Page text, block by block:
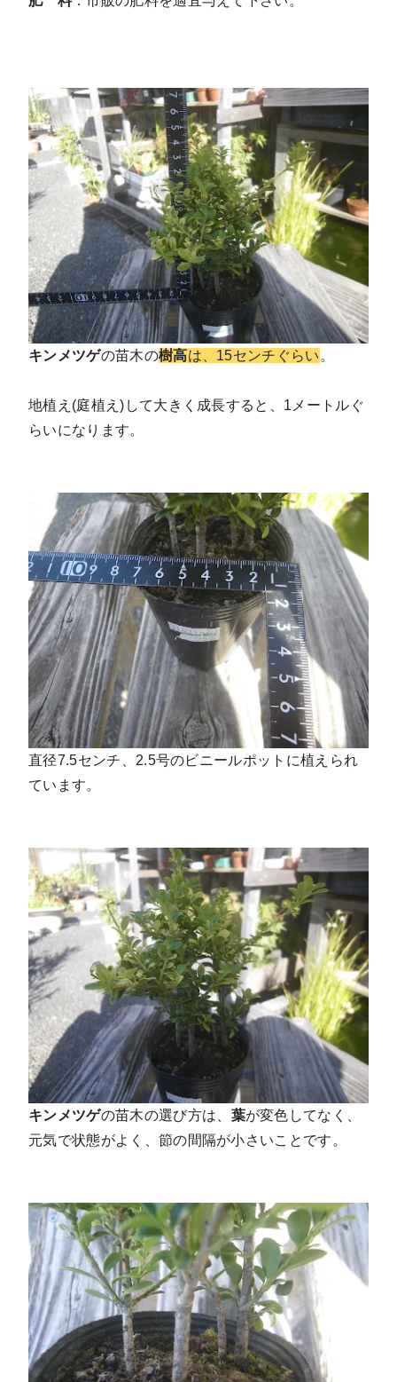
キンメツゲの苗木の樹高は、15センチぐらい 。
地植え(庭植え)して大きく成長すると、1メートルぐ
らいになります。
直径7.5センチ、2.5号のビニールポットに植えられ
ています。
キンメツゲの苗木の選び方は、 葉が変色してなく、
元気で状態がよく、節の間隔が小さいことです。